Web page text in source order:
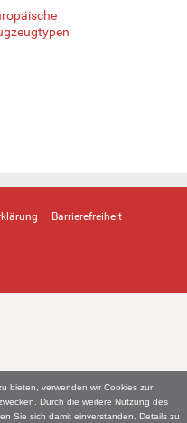
bieten, verwenden wir Cookies zur
Durch die weitere Nutzung des
Sie sich damit einverstanden. Details zu
Barrierefreiheit